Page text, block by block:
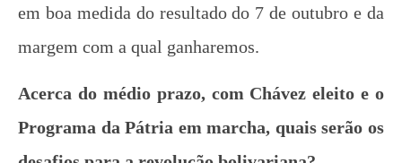
Os jovens comunistas e as eleições
setembro
em boa medida do resultado do 7 de outubro e da
margem com a qual ganharemos.
Acerca do médio prazo, com Chávez eleito e o
Programa da Pátria em marcha, quais serão os